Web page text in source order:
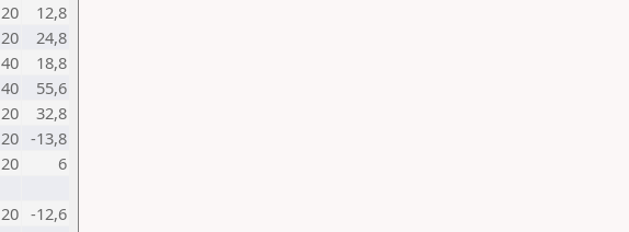
20
12,8
20
24,8
40
18,8
40
55,6
20
32,8
20 -13,8
20
6
20 -12,6